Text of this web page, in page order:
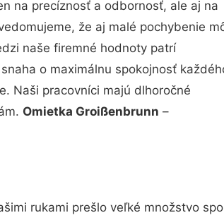
na precíznosť a odbornosť, ale aj na
že aj malé pochybenie
naše firemné hodnoty patrí
o maximálnu spokojnosť
Naši pracovníci majú dlhoročné
Omietka Groißenbrunn –
rukami prešlo veľké množstvo